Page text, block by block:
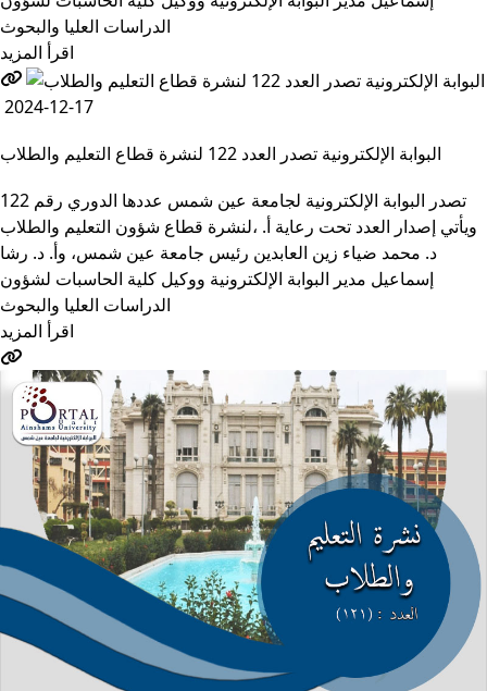
الزائـرون
سجل الان
‏الدراسات العليا والبحوث
اقرأ المزيد
2024-12-17
البوابة الإلكترونية تصدر العدد 122 لنشرة قطاع التعليم والطلاب
تصدر البوابة الإلكترونية لجامعة عين شمس عددها الدوري رقم 122
لنشرة قطاع شؤون التعليم ‏والطلاب‎، ويأتي إصدار العدد تحت رعاية أ.
د. محمد ضياء زين العابدين رئيس جامعة عين شمس، وأ. د. ‏رشا
إسماعيل مدير البوابة الإلكترونية ووكيل كلية الحاسبات لشؤون
‏الدراسات العليا والبحوث
اقرأ المزيد